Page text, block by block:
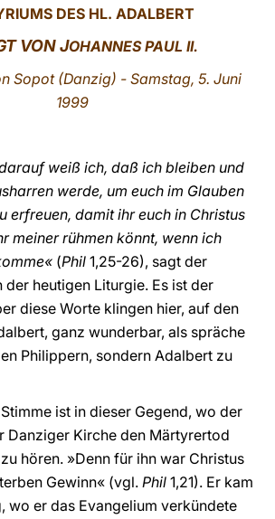
DES HL. ADALBERT
VON JOHANNESPAUL II.
Sopot (Danzig) -Samstag, 5. Juni
1999
weiß ich, daß ich bleiben und
werde, um euch im Glauben
erfreuen, damit ihr euch in Christus
meiner rühmen könnt, wenn ich
(Phil 1,25-26), sagt der
der heutigen Liturgie. Es ist der
diese Worte klingen hier, auf den
ganz wunderbar, als spräche
Philippern, sondern Adalbert zu
ist in dieser Gegend, wo der
Danziger Kirche den Märtyrertod
hören. »Denn für ihn war Christus
Gewinn« (vgl. Phil 1,21). Er kam
wo er das Evangelium verkündete